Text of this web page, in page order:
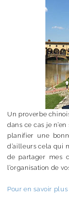
Un proverbe
dans ce cas je
planifier une
d’ailleurs cela qui
de partager mes
l’organisation de
Pour en savoir